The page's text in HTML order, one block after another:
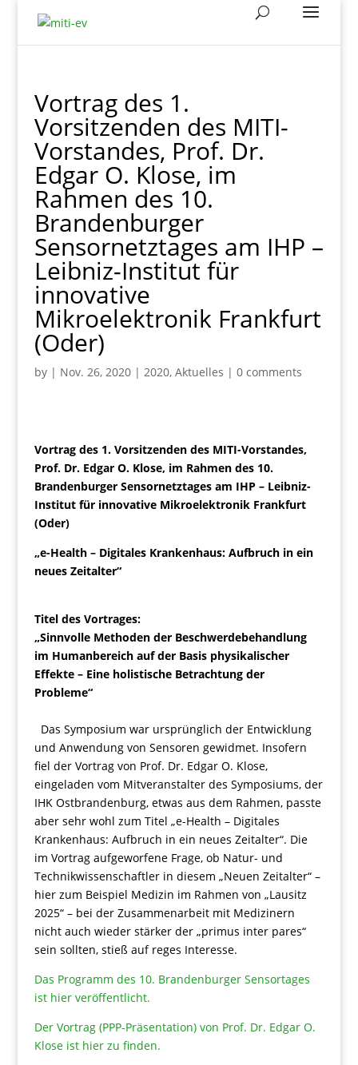
Vortrag des 1.
Vorsitzenden des MITI-
Vorstandes, Prof. Dr.
Edgar O. Klose, im
Rahmen des 10.
Brandenburger
Sensornetztages am IHP –
Leibniz-Institut für
innovative
Mikroelektronik Frankfurt
(Oder)
by | Nov. 26, 2020| 2020, Aktuelles | 0 comments
Vortrag des 1. Vorsitzenden des MITI-Vorstandes,
Prof. Dr. Edgar O. Klose, im Rahmen des 10.
Brandenburger Sensornetztages am IHP – Leibniz-
Institut für innovative Mikroelektronik Frankfurt
(Oder)
„e-Health – Digitales Krankenhaus: Aufbruch in ein
neues Zeitalter“
Titel des Vortrages:
„Sinnvolle Methoden der Beschwerdebehandlung
im Humanbereich auf der Basis physikalischer
Effekte – Eine holistische Betrachtung der
Probleme“
Das Symposium war ursprünglich der Entwicklung
und Anwendung von Sensoren gewidmet. Insofern
fiel der Vortrag von Prof. Dr. Edgar O. Klose,
eingeladen vom Mitveranstalter des Symposiums, der
IHK Ostbrandenburg, etwas aus dem Rahmen, passte
aber sehr wohl zum Titel „e-Health – Digitales
Krankenhaus: Aufbruch in ein neues Zeitalter“. Die
im Vortrag aufgeworfene Frage, ob Natur- und
Technikwissenschaftler in diesem „Neuen Zeitalter“ –
hier zum Beispiel Medizin im Rahmen von „Lausitz
2025“ – bei der Zusammenarbeit mit Medizinern
nicht auch wieder stärker der „primus inter pares“
sein sollten, stieß auf reges Interesse.
Das Programm des 10. Brandenburger Sensortages
ist hier veröffentlicht.
Der Vortrag (PPP-Präsentation) von Prof. Dr. Edgar O.
Klose ist hier zu finden.